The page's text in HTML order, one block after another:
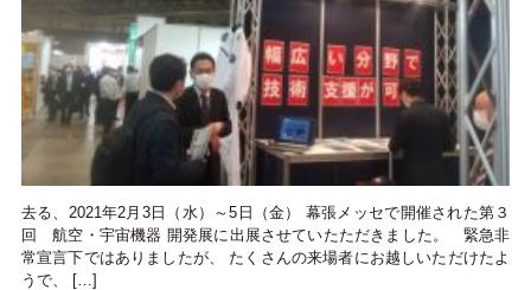
去る、2021年2月3日（水）～5日（金） 幕張メッセで開催された第３
回 航空・宇宙機器 開発展に出展させていたただきました。 緊急非
常宣言下ではありましたが、 たくさんの来場者にお越しいただけたよ
うで、 […]